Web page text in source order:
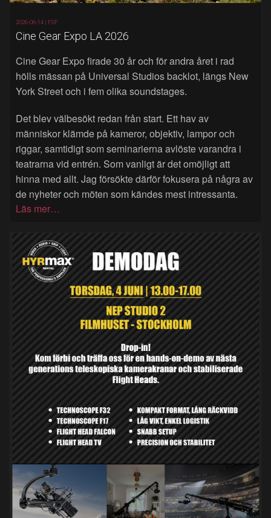
2026-06-14 | FSF
Cine Gear Expo LA 2026
Cine Gear Expo firade 30 år och för andra året i rad
hölls mässan på Universal Studios backlot, längs New
York Street och i fem olika soundstages.
Det blev välbesökt redan från start. Ett hav av
människor klämde på kameror, objektiv, lampor och
riggar, samtidigt som seminarierna avlöste varandra i
teatrarna vid entrén. Som vanligt är det omöjligt att
hinna med allt. Jag försökte därför fokusera på några av
de nyheter och möten som kändes mest intressanta.
Läs mer…